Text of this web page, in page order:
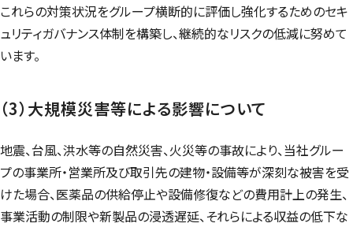
これらの対策状況をグループ横断的に評価し強化するためのセキ
ュリティガバナンス体制を構築し、継続的なリスクの低減に努めて
います。
（3）大規模災害等による影響について
地震、台風、洪水等の自然災害、火災等の事故により、当社グルー
プの事業所・営業所及び取引先の建物・設備等が深刻な被害を受
けた場合、医薬品の供給停止や設備修復などの費用計上の発生、
事業活動の制限や新製品の浸透遅延、それらによる収益の低下な